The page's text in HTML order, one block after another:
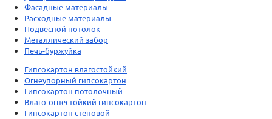
Фасадные материалы
Расходные материалы
Подвесной потолок
Металлический забор
Печь-буржуйка
Гипсокартон влагостойкий
Огнеупорный гипсокартон
Гипсокартон потолочный
Влаго-огнестойкий гипсокартон
Гипсокартон стеновой